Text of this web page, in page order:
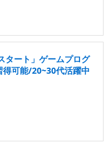
タート」ゲームプログ
可能/20~30代活躍中